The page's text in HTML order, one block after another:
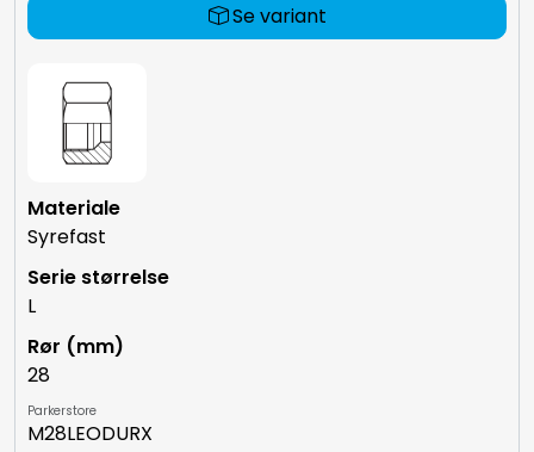
Se variant
Syrefast
L
28
Parkerstore
M28LEODURX